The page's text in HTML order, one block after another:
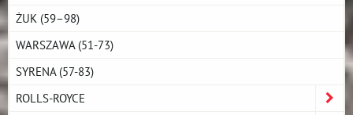
ŻUK (59–98)
WARSZAWA (51-73)
SYRENA (57-83)
ROLLS-ROYCE